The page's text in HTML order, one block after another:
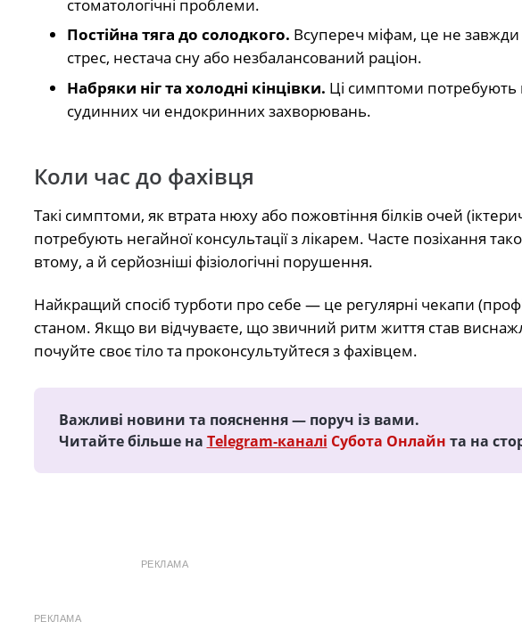
стоматологічні проблеми.
Постійна тяга до солодкого. Всупереч міфам, це не
стрес, нестача сну або незбалансований раціон.
Набряки ніг та холодні кінцівки. Ці симптоми потребують
судинних чи ендокринних захворювань.
Коли час до фахівця
Такі симптоми, як втрата нюху або пожовтіння білків очей
потребують негайної консультації з лікарем. Часте позіхання
втому, а й серйозніші фізіологічні порушення.
Найкращий спосіб турботи про себе — це регулярні чекапи
станом. Якщо ви відчуваєте, що звичний ритм життя став
почуйте своє тіло та проконсультуйтеся з фахівцем.
Важливі новини та пояснення — поруч із вами.
Читайте більше на Telegram-каналі Субота Онлайн та на
РЕКЛАМА
РЕКЛАМА